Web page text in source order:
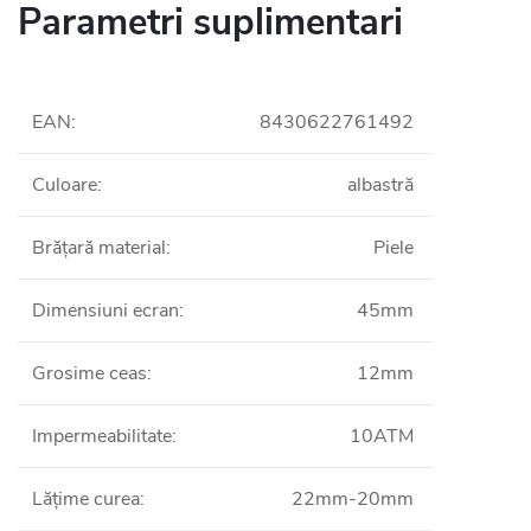
Parametri suplimentari
EAN: 8430622761492
Culoare: albastră
Brățară material: Piele
Dimensiuni ecran: 45mm
Grosime ceas: 12mm
Impermeabilitate: 10ATM
Lățime curea: 22mm-20mm